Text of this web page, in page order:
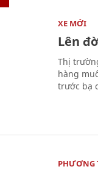
XE MỚI
Lên
Thị
hàng
trước bạ
PHƯƠNG